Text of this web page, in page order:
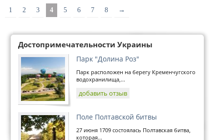
1 2 3 4 5 6 7 8 →
Достопримечательности Украины
Парк "Долина Роз"
Парк расположен на берегу Кременчугского
водохранилища,...
добавить отзыв
Поле Полтавской битвы
27 июня 1709 состоялась Полтавская битва,
которая...